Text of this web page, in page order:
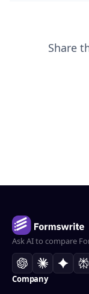
Share
Ask AI to compare
Company